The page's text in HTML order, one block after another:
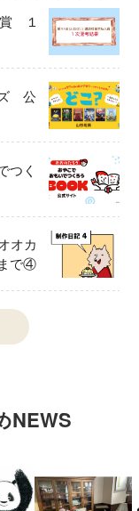
賞 １
ズ 公
つく
オカ
で④
NEWS